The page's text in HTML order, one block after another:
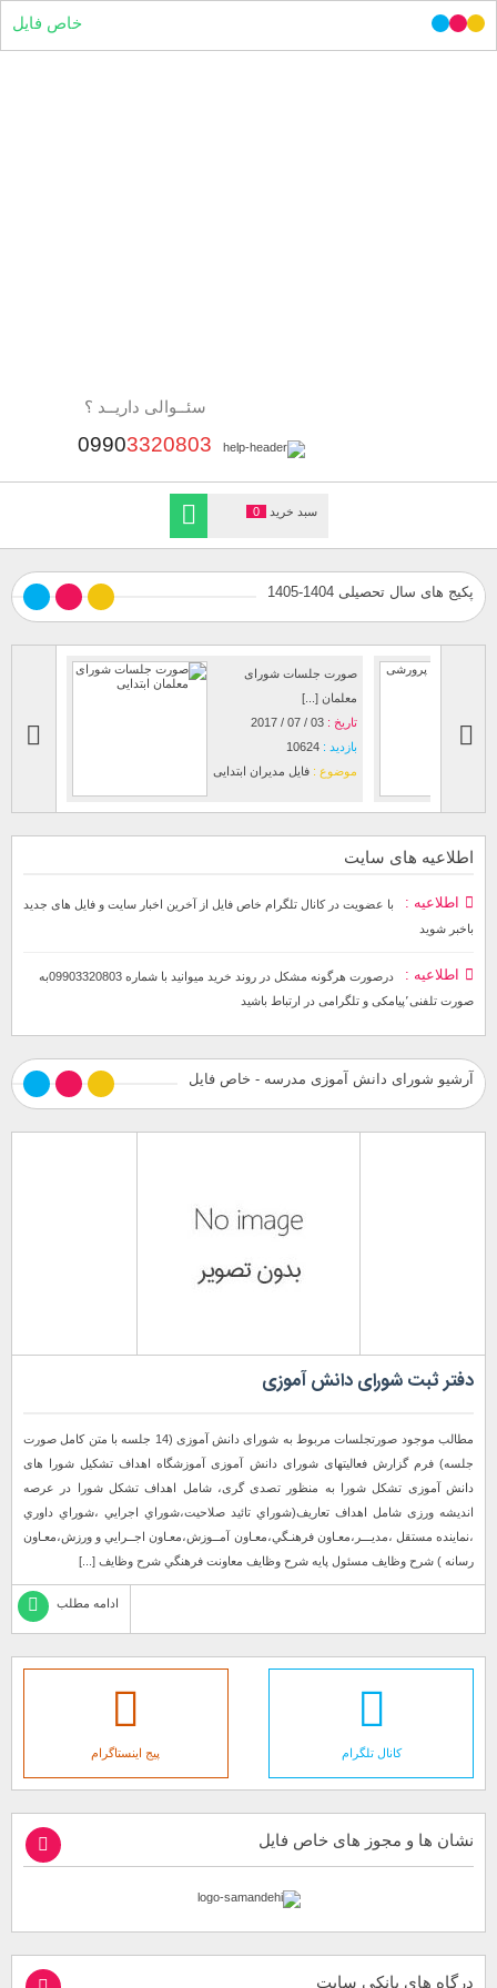
سئــوالی داریــد ؟
09903320803
سبد خرید 0
خاص فایل
پکیج های سال تحصیلی 1404-1405
موضوع :
صورت جلسات شورای
معلمان [...]
تاریخ : 03 / 07 / 2017
بازدید : 10624
موضوع : فایل مدیران ابتدایی
اطلاعیه های سایت
اطلاعیه
با عضویت در کانال تلگرام خاص فایل از آخرین اخبار سایت و فایل های جدید
باخبر شوید
اطلاعیه
درصورت هرگونه مشکل در روند خرید میوانید با شماره 09903320803به
صورت تلفنی٬پیامکی و تلگرامی در ارتباط باشید
آرشیو شورای دانش آموزی مدرسه - خاص فایل
دفتر ثبت شورای دانش آموزی
مطالب موجود صورتجلسات مربوط به شورای دانش آموزی (14 جلسه با متن کامل صورت
جلسه) فرم گزارش فعالیتهای شورای دانش آموزی آموزشگاه اهداف تشکیل شورا های
دانش آموزی تشکل شورا به منظور تصدی گری، شامل اهداف تشکل شورا در عرصه
اندیشه ورزی شامل اهداف تعاريف(شوراي تائيد صلاحيت،شوراي اجرايي ،شوراي داوري
،نماينده مستقل ،مديـــر،معـاون فرهنـگي،معـاون آمــوزش،معـاون اجــرايي و ورزش،معـاون
رسانه ) شرح وظايف مسئول پايه شرح وظايف معاونت فرهنگي شرح وظايف [...]
ادامه مطلب
کانال تلگرام پیج اینستاگرام
نشان ها و مجوز های خاص فایل
درگاه های بانکی سایت